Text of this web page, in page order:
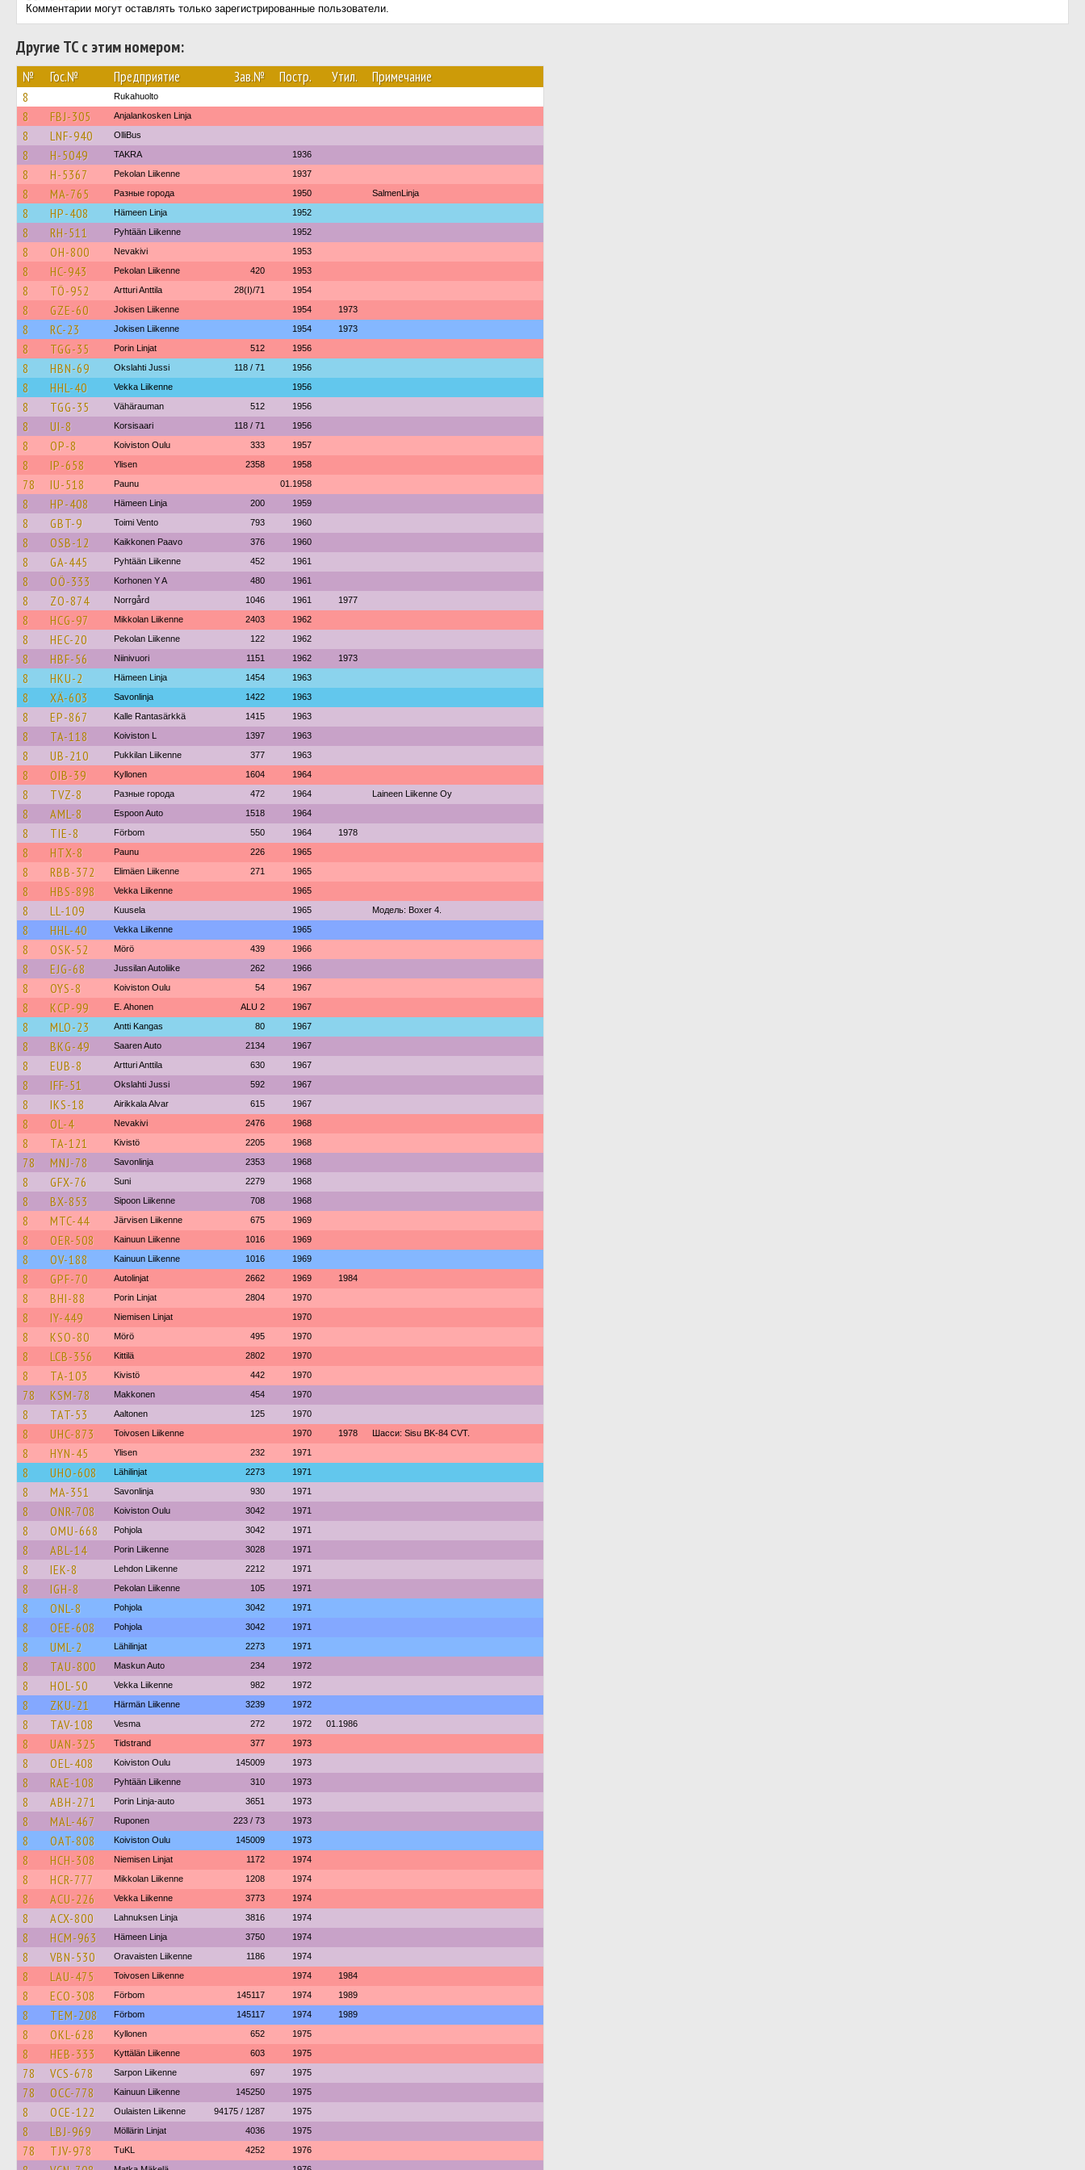
Комментарии могут оставлять только зарегистрированные пользователи.
Другие ТС с этим номером:
№ Гос.№ Предприятие Зав.№ Постр. Утил. Примечание
8 Rukahuolto
8 FBJ-305 Anjalankosken Linja
8 LNF-940 OlliBus
8 H-5049 TAKRA 1936
8 H-5367 Pekolan Liikenne 1937
8 MA-765 Разные города 1950 SalmenLinja
8 HP-408 Hämeen Linja 1952
8 RH-511 Pyhtään Liikenne 1952
8 OH-800 Nevakivi 1953
8 HC-943 Pekolan Liikenne 420 1953
8 TÖ-952 Artturi Anttila 28(I)/71 1954
8 GZE-60 Jokisen Liikenne 1954 1973
8 RC-23 Jokisen Liikenne 1954 1973
8 TGG-35 Porin Linjat 512 1956
8 HBN-69 Okslahti Jussi 118 / 71 1956
8 HHL-40 Vekka Liikenne 1956
8 TGG-35 Vähärauman 512 1956
8 UI-8 Korsisaari 118 / 71 1956
8 OP-8 Koiviston Oulu 333 1957
8 IP-658 Ylisen 2358 1958
78 IU-518 Paunu 01.1958
8 HP-408 Hämeen Linja 200 1959
8 GBT-9 Toimi Vento 793 1960
8 OSB-12 Kaikkonen Paavo 376 1960
8 GA-445 Pyhtään Liikenne 452 1961
8 OÖ-333 Korhonen Y A 480 1961
8 ZO-874 Norrgård 1046 1961 1977
8 HCG-97 Mikkolan Liikenne 2403 1962
8 HEC-20 Pekolan Liikenne 122 1962
8 HBF-56 Niinivuori 1151 1962 1973
8 HKU-2 Hämeen Linja 1454 1963
8 XÄ-603 Savonlinja 1422 1963
8 EP-867 Kalle Rantasärkkä 1415 1963
8 TA-118 Koiviston L 1397 1963
8 UB-210 Pukkilan Liikenne 377 1963
8 OIB-39 Kyllonen 1604 1964
8 TVZ-8 Разные города 472 1964 Laineen Liikenne Oy
8 AML-8 Espoon Auto 1518 1964
8 TIE-8 Förbom 550 1964 1978
8 HTX-8 Paunu 226 1965
8 RBB-372 Elimäen Liikenne 271 1965
8 HBS-898 Vekka Liikenne 1965
8 LL-109 Kuusela 1965 Модель: Boxer 4.
8 HHL-40 Vekka Liikenne 1965
8 OSK-52 Mörö 439 1966
8 EJG-68 Jussilan Autoliike 262 1966
8 OYS-8 Koiviston Oulu 54 1967
8 KCP-99 E. Ahonen ALU 2 1967
8 MLO-23 Antti Kangas 80 1967
8 BKG-49 Saaren Auto 2134 1967
8 EUB-8 Artturi Anttila 630 1967
8 IFF-51 Okslahti Jussi 592 1967
8 IKS-18 Airikkala Alvar 615 1967
8 OL-4 Nevakivi 2476 1968
8 TA-121 Kivistö 2205 1968
78 MNJ-78 Savonlinja 2353 1968
8 GFX-76 Suni 2279 1968
8 BX-853 Sipoon Liikenne 708 1968
8 MTC-44 Järvisen Liikenne 675 1969
8 OER-508 Kainuun Liikenne 1016 1969
8 OV-188 Kainuun Liikenne 1016 1969
8 GPF-70 Autolinjat 2662 1969 1984
8 BHI-88 Porin Linjat 2804 1970
8 IY-449 Niemisen Linjat 1970
8 KSO-80 Mörö 495 1970
8 LCB-356 Kittilä 2802 1970
8 TA-103 Kivistö 442 1970
78 KSM-78 Makkonen 454 1970
8 TAT-53 Aaltonen 125 1970
8 UHC-873 Toivosen Liikenne 1970 1978 Шасси: Sisu BK-84 CVT.
8 HYN-45 Ylisen 232 1971
8 UHO-608 Lähilinjat 2273 1971
8 MA-351 Savonlinja 930 1971
8 ONR-708 Koiviston Oulu 3042 1971
8 OMU-668 Pohjola 3042 1971
8 ABL-14 Porin Liikenne 3028 1971
8 IEK-8 Lehdon Liikenne 2212 1971
8 IGH-8 Pekolan Liikenne 105 1971
8 ONL-8 Pohjola 3042 1971
8 OEE-608 Pohjola 3042 1971
8 UML-2 Lähilinjat 2273 1971
8 TAU-800 Maskun Auto 234 1972
8 HOL-50 Vekka Liikenne 982 1972
8 ZKU-21 Härmän Liikenne 3239 1972
8 TAV-108 Vesma 272 1972 01.1986
8 UAN-325 Tidstrand 377 1973
8 OEL-408 Koiviston Oulu 145009 1973
8 RAE-108 Pyhtään Liikenne 310 1973
8 ABH-271 Porin Linja-auto 3651 1973
8 MAL-467 Ruponen 223 / 73 1973
8 OAT-808 Koiviston Oulu 145009 1973
8 HCH-308 Niemisen Linjat 1172 1974
8 HCR-777 Mikkolan Liikenne 1208 1974
8 ACU-226 Vekka Liikenne 3773 1974
8 ACX-800 Lahnuksen Linja 3816 1974
8 HCM-963 Hämeen Linja 3750 1974
8 VBN-530 Oravaisten Liikenne 1186 1974
8 LAU-475 Toivosen Liikenne 1974 1984
8 ECO-308 Förbom 145117 1974 1989
8 TEM-208 Förbom 145117 1974 1989
8 OKL-628 Kyllonen 652 1975
8 HEB-333 Kyttälän Liikenne 603 1975
78 VCS-678 Sarpon Liikenne 697 1975
78 OCC-778 Kainuun Liikenne 145250 1975
8 OCE-122 Oulaisten Liikenne 94175 / 1287 1975
8 LBJ-969 Möllärin Linjat 4036 1975
78 TJV-978 TuKL 4252 1976